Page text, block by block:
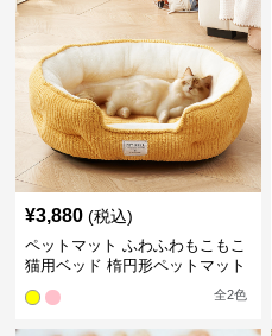
¥3,880 (税込)
ペットマット ふわふわもこもこ
猫用ベッド 楕円形ペットマット
全2色